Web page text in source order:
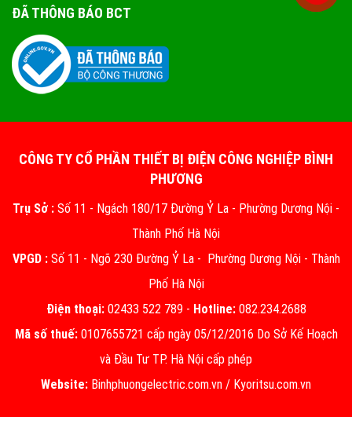
ĐÃ THÔNG BÁO BCT
CÔNG TY CỔ PHẦN THIẾT BỊ ĐIỆN CÔNG NGHIỆP BÌNH
PHƯƠNG
Trụ Sở : Số 11 - Ngách 180/17 Đường Ỷ La - Phường Dương Nội -
Thành Phố Hà Nội
VPGD :Số 11 - Ngõ 230 Đường Ỷ La - Phường Dương Nội - Thành
Phố Hà Nội
Điện thoại:02433 522 789 - Hotline:082.234.2688
Mã số thuế:0107655721 cấp ngày 05/12/2016 Do Sở Kế Hoạch
và Đầu Tư TP. Hà Nội cấp phép
Website: Binhphuongelectric.com.vn / Kyoritsu.com.vn